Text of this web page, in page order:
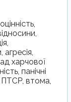
харчової
панічні
ПТСР, втома,